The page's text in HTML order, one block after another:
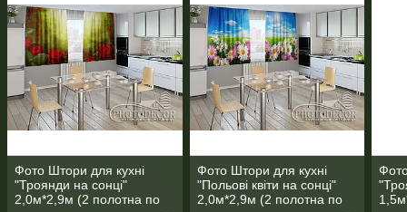
Фото Штори для кухні
"Троянди на сонці"
2,0м*2,9м (2 полотна по
Фото Штори для кухні
"Польові квіти на сонці"
2,0м*2,9м (2 полотна по